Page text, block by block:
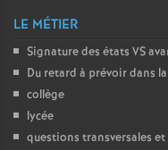
LE MÉTIER
Signature des états VS
Du retard à prévoir dans
collège
lycée
questions transversales